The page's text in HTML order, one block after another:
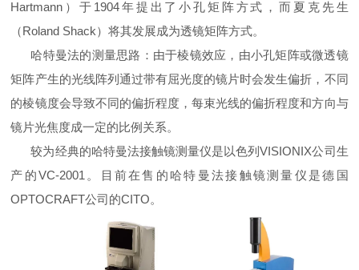
Hartmann ）于 1904年提出了小孔矩阵方式，而夏克先生
（Roland Shack）将其发展成为透镜矩阵方式。
哈特曼法的测量思路：由于棱镜效应，由小孔矩阵或微透镜
矩阵产生的光线阵列通过带有屈光度的镜片时会发生偏折，不同
的棱镜度会导致不同的偏折程度，每束光线的偏折程度和方向与
镜片光焦度成一定的比例关系。
较为经典的哈特曼法接触镜测量仪是以色列VISIONIX公司生
产的VC-2001 。目前在售的哈特曼法接触镜测量仪是德国
OPTOCRAFT公司的CITO。